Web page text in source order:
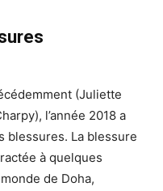
(Juliette
l’année 2018 a
blessures. La blessure
à quelques
de Doha,